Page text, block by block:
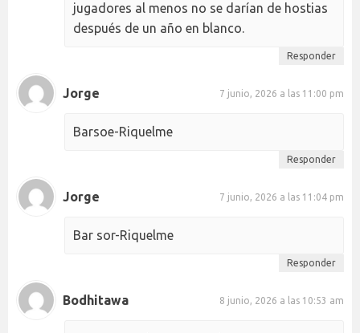
jugadores al menos no se darían de hostias
después de un año en blanco.
Responder
Jorge 7 junio, 2026 a las 11:00 pm
Barsoe-Riquelme
Responder
Jorge 7 junio, 2026 a las 11:04 pm
Bar sor-Riquelme
Responder
Bodhitawa 8 junio, 2026 a las 10:53 am